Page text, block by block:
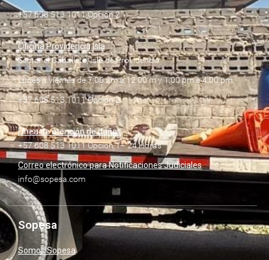
+57 608 513 1011 Opción 2
Oficina Providencia Isla
Sector el Caballete, Isla de Providencia
Lunes a viernes de 7:00 am a 12:00 m y 1:00 pm a 4:00 pm
+57 608 513 1011 Opción 2
Línea de atención de daños
+57 608 513 1011 Opción 1– 24 Horas
Correo electrónico para Notificaciones Judiciales
info@sopesa.com
Sopesa
Somos Sopesa